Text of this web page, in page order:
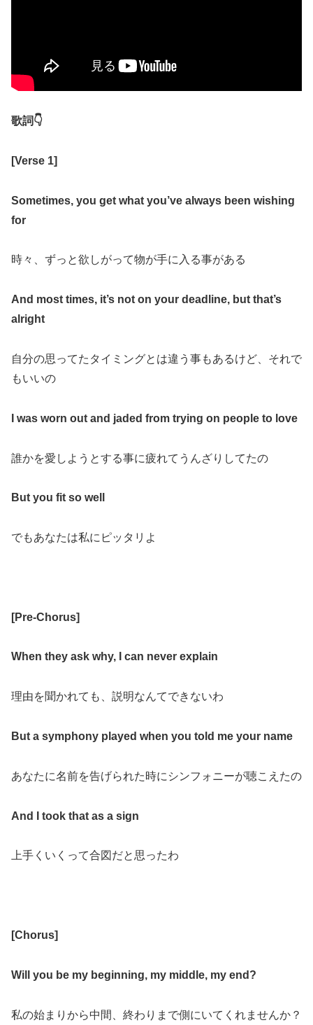
歌詞👇
[Verse 1]
Sometimes, you get what you’ve always been wishing
for
時々、ずっと欲しがって物が手に入る事がある
And most times, it’s not on your deadline, but that’s
alright
自分の思ってたタイミングとは違う事もあるけど、それで
もいいの
I was worn out and jaded from trying on people to love
誰かを愛しようとする事に疲れてうんざりしてたの
But you fit so well
でもあなたは私にピッタリよ
[Pre-Chorus]
When they ask why, I can never explain
理由を聞かれても、説明なんてできないわ
But a symphony played when you told me your name
あなたに名前を告げられた時にシンフォニーが聴こえたの
And I took that as a sign
上手くいくって合図だと思ったわ
[Chorus]
Will you be my beginning, my middle, my end?
私の始まりから中間、終わりまで側にいてくれませんか？